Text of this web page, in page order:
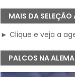
MAIS DA SELEÇÃO
► Clique e veja a
PALCOS NA